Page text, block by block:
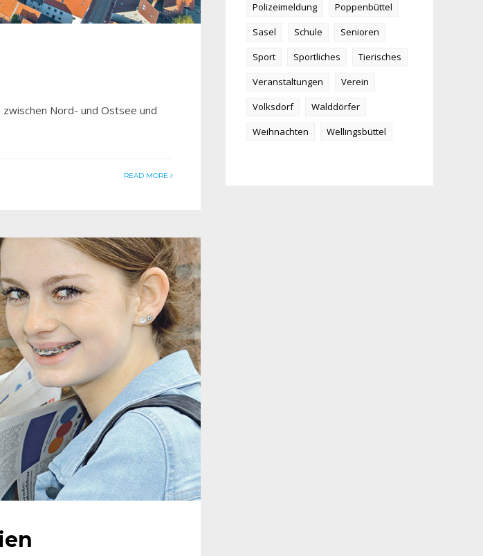
Nord- und Ostsee und
READ MORE
Polizeimeldung
Poppenbüttel
Sasel
Schule
Senioren
Sport
Sportliches
Tierisches
Veranstaltungen
Verein
Volksdorf
Walddörfer
Weihnachten
Wellingsbüttel